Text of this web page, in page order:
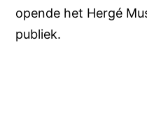
opende het Hergé
publiek.